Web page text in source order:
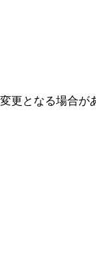
更となる場合が